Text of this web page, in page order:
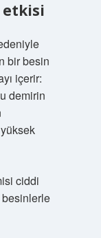
etkisi
bir besin
içerir:
demirin
yüksek
ciddi